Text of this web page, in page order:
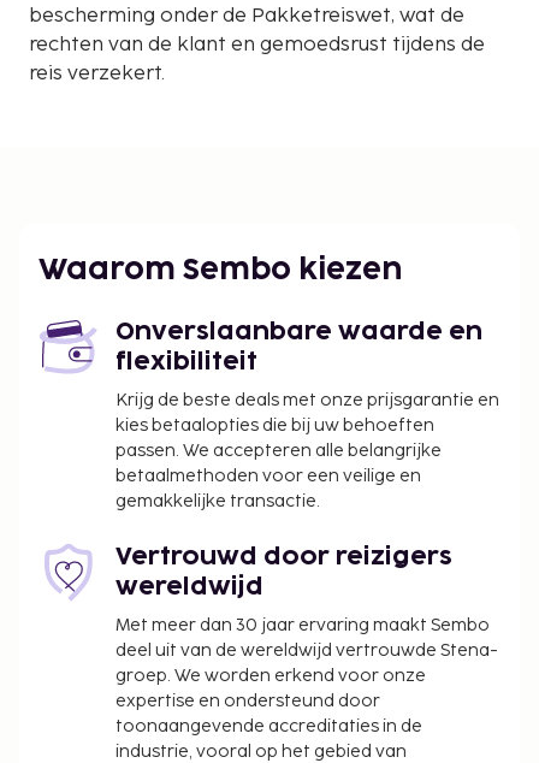
bescherming onder de Pakketreiswet, wat de
rechten van de klant en gemoedsrust tijdens de
reis verzekert.
Waarom Sembo kiezen
Onverslaanbare waarde en
flexibiliteit
Krijg de beste deals met onze prijsgarantie en
kies betaalopties die bij uw behoeften
passen. We accepteren alle belangrijke
betaalmethoden voor een veilige en
gemakkelijke transactie.
Vertrouwd door reizigers
wereldwijd
Met meer dan 30 jaar ervaring maakt Sembo
deel uit van de wereldwijd vertrouwde Stena-
groep. We worden erkend voor onze
expertise en ondersteund door
toonaangevende accreditaties in de
industrie, vooral op het gebied van